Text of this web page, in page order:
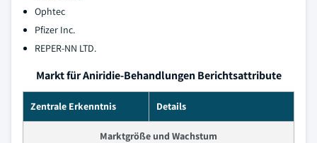
Ophtec
Pfizer Inc.
REPER-NN LTD.
Markt für Aniridie-Behandlungen Berichtsattribute
Zentrale Erkenntnis Details
Marktgröße und Wachstum